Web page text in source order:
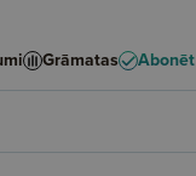
Grāmatas Abonēt